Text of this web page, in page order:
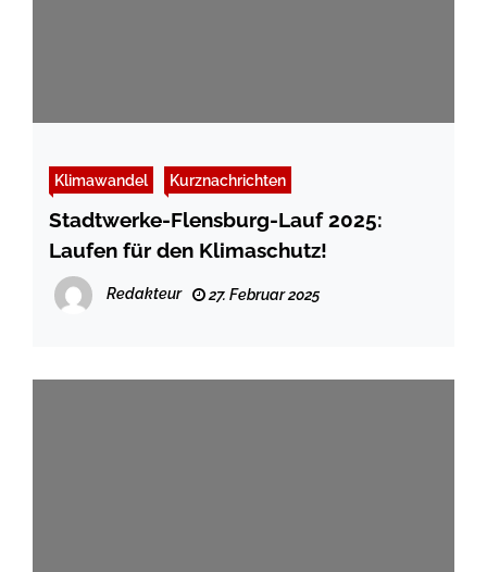
Klimawandel Kurznachrichten
Stadtwerke-Flensburg-Lauf 2025:
Laufen für den Klimaschutz!
Redakteur 27. Februar 2025